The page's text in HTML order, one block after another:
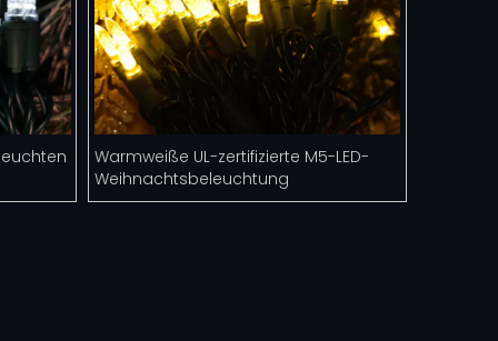
Warmweiße UL-zertifizierte M5-LED-
Weihnachtsbeleuchtung